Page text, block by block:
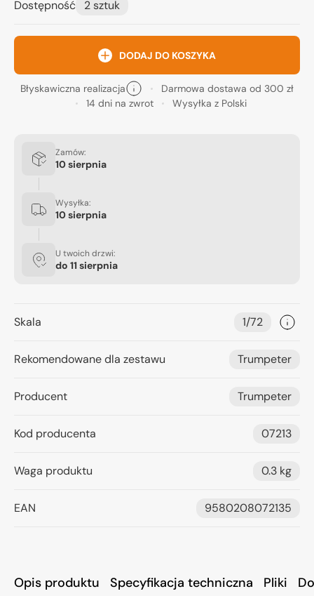
Opis produktu Specyfikacja techniczna Pliki
Dostępność 2 sztuk
DODAJ DO KOSZYKA
Błyskawiczna realizacja
Darmowa dostawa od 300 zł
14 dni na zwrot
Wysyłka z Polski
Zamów:
10 sierpnia
Wysyłka:
10 sierpnia
U twoich drzwi:
do 11 sierpnia
Skala 1/72
Rekomendowane dla zestawu Trumpeter
Producent Trumpeter
Kod producenta 07213
Waga produktu 0.3 kg
EAN 9580208072135